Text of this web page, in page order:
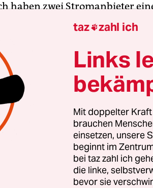
haben zwei Strom­anbieter
entwickelt, der die
Strombörse direkt an die
Stromrechnung senken,
verschiebt – etwa wenn
lädt. Die Anbieter des
Branche der erneuerbaren
und der Hersteller von
Gedanke hinter ­einer solchen
taz zahl ich
Links
Mit doppelter
brauchen
einsetzen, unsere
beginnt im
bei taz zahl ich
die linke,
bevor sie